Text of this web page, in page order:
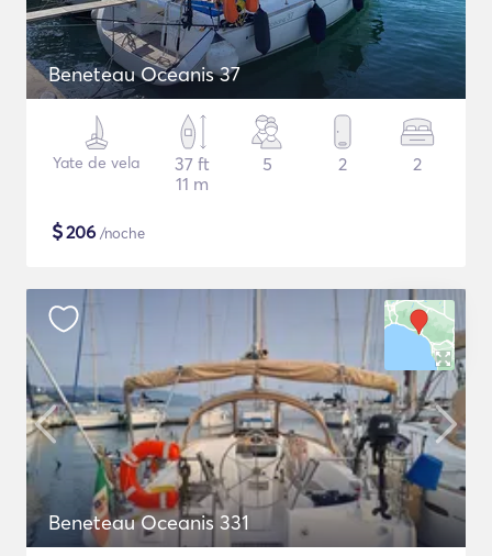
Beneteau Oceanis 37
Yate de vela
37 ft
11 m
5 2 2
$206 /noche
Beneteau Oceanis 331